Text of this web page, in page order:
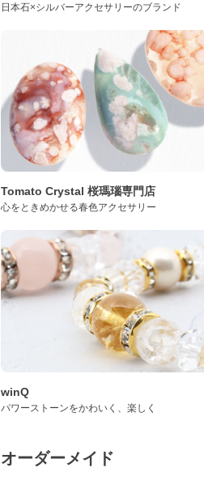
日本石×シルバーアクセサリーのブランド
Tomato Crystal 桜瑪瑙専門店
心をときめかせる春色アクセサリー
winQ
パワーストーンをかわいく、楽しく
オーダーメイド